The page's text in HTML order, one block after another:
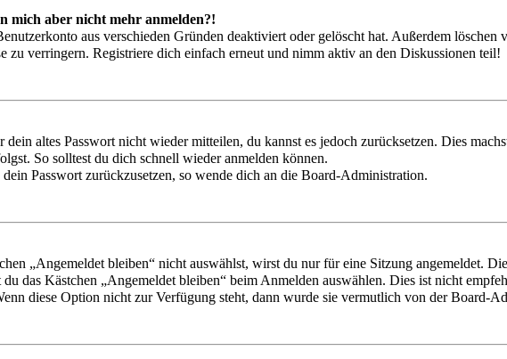
mich aber nicht mehr anmelden?!
aus verschieden Gründen deaktiviert oder gelöscht hat. Außerdem
zu verringern. Registriere dich einfach erneut und nimm aktiv an den Diskussionen teil!
altes Passwort nicht wieder mitteilen, du kannst es jedoch zurücksetzen. Dies
So solltest du dich schnell wieder anmelden können.
Passwort zurückzusetzen, so wende dich an die Board-Administration.
„Angemeldet bleiben“ nicht auswählst, wirst du nur für eine Sitzung angemeldet.
das Kästchen „Angemeldet bleiben“ beim Anmelden auswählen. Dies ist nicht
diese Option nicht zur Verfügung steht, dann wurde sie vermutlich von der Board-